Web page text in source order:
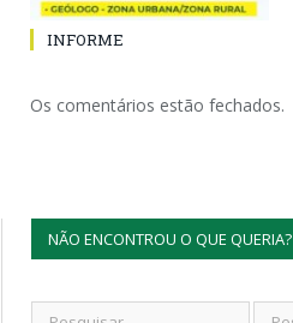
INFORME
Os comentários estão fechados.
NÃO ENCONTROU O QUE QUERIA?